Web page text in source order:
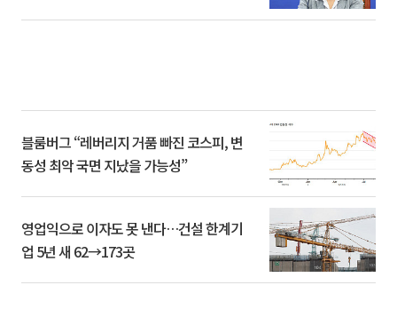
블룸버그 “레버리지 거품 빠진 코스피, 변
동성 최악 국면 지났을 가능성”
영업익으로 이자도 못 낸다…건설 한계기
업 5년 새 62→173곳